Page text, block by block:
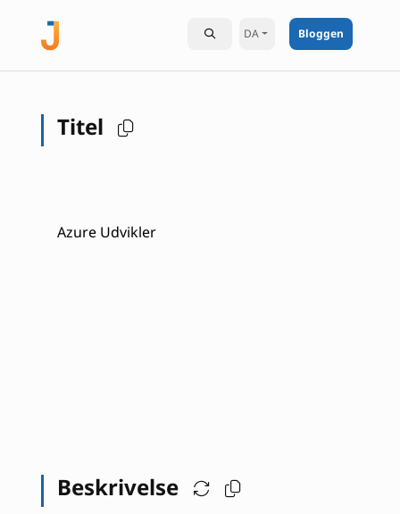
DA Bloggen
Titel
Azure Udvikler
Beskrivelse